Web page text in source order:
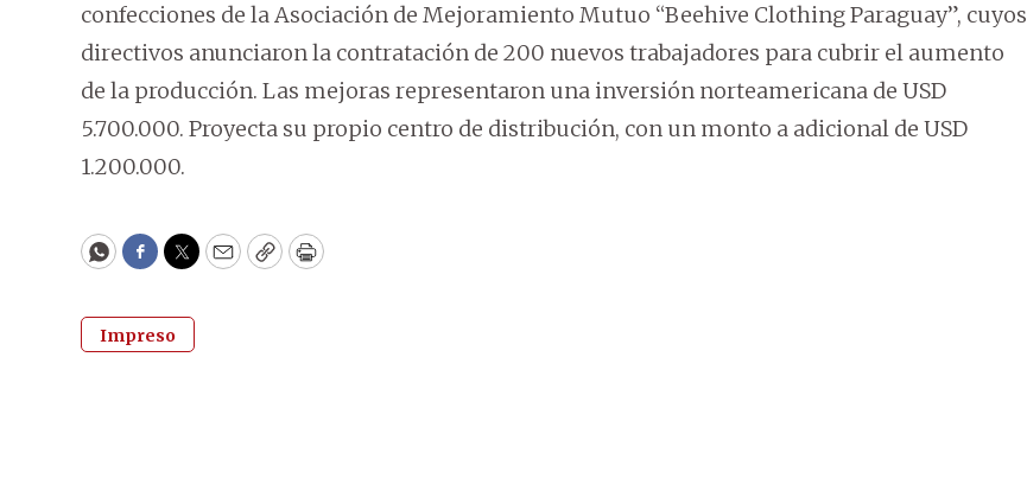
confecciones de la Asociación de Mejoramiento Mutuo “Beehive Clothing Paraguay”, cuyos
directivos anunciaron la contratación de 200 nuevos trabajadores para cubrir el aumento
de la producción. Las mejoras representaron una inversión norteamericana de USD
5.700.000. Proyecta su propio centro de distribución, con un monto a adicional de USD
1.200.000.
WhatsApp
Facebook
Twitter
EmailCopyPrint
Impreso